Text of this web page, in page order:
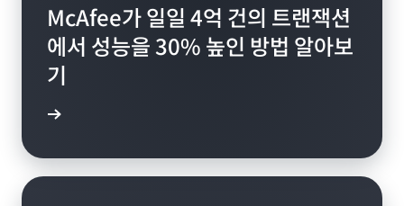
McAfee가 일일 4억 건의 트랜잭션
에서 성능을 30% 높인 방법 알아보
기